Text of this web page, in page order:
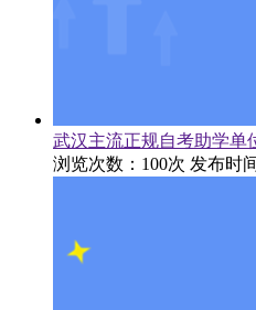
武汉主流正规自考助学单
浏览次数：100次 发布时